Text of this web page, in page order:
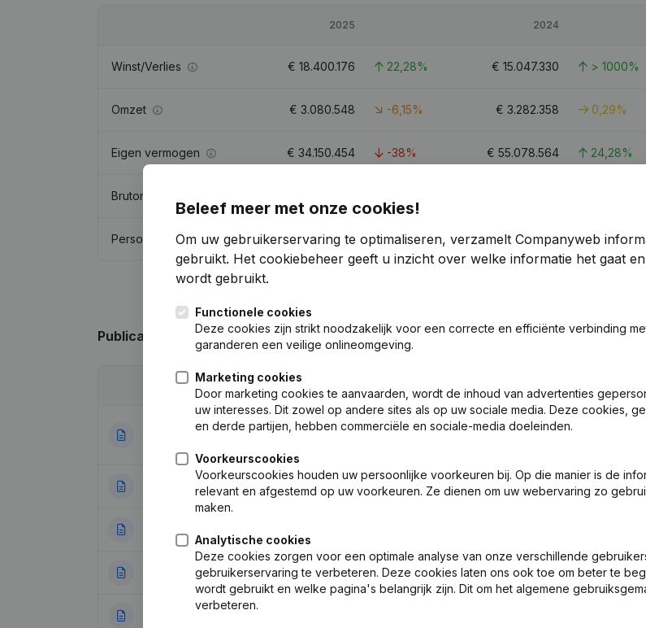
2025 2024
Winst/Verlies € 18.400.176 22,28% € 15.047.330 > 1000%
Omzet € 3.080.548 -6,15% € 3.282.358 0,29%
Eigen vermogen € 34.150.454 -38% € 55.078.564 24,28%
Brutomarge
Personeel 31,9 24,4
Publicaties van Imsto
Publicatie
16-01-2025
Doel - Kapitaal - Aandelen - Statuten (Vertaling, Coördinatie,
18-12-2024 Ontslagnemingen - Benoemingen
25-10-2024 Rubriek Herstructurering (Fusie, Splitsing, Overdracht Vermogen,
Beleef meer met onze cookies!
Om uw gebruikerservaring te optimaliseren, verzamelt Companyweb
gebruikt. Het cookiebeheer geeft u inzicht over welke informatie het gaat
wordt gebruikt.
Functionele cookies
Deze cookies zijn strikt noodzakelijk voor een correcte en efficiënte verbinding
garanderen een veilige onlineomgeving.
Marketing cookies
Door marketing cookies te aanvaarden, wordt de inhoud van advertenties
uw interesses. Dit zowel op andere sites als op uw sociale media. Deze cookies,
en derde partijen, hebben commerciële en sociale-media doeleinden.
Voorkeurscookies
Voorkeurscookies houden uw persoonlijke voorkeuren bij. Op die manier is de
relevant en afgestemd op uw voorkeuren. Ze dienen om uw webervaring zo
maken.
Analytische cookies
Deze cookies zorgen voor een optimale analyse van onze verschillende
gebruikerservaring te verbeteren. Deze cookies laten ons ook toe om beter te
wordt gebruikt en welke pagina's belangrijk zijn. Dit om het algemene
verbeteren.